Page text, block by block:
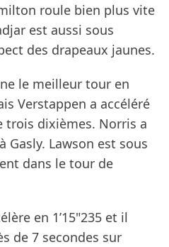
roule bien plus vite
est aussi sous
des drapeaux jaunes.
le meilleur tour en
Verstappen a accéléré
trois dixièmes. Norris a
Gasly. Lawson est sous
dans le tour de
en 1’15"235 et il
de 7 secondes sur